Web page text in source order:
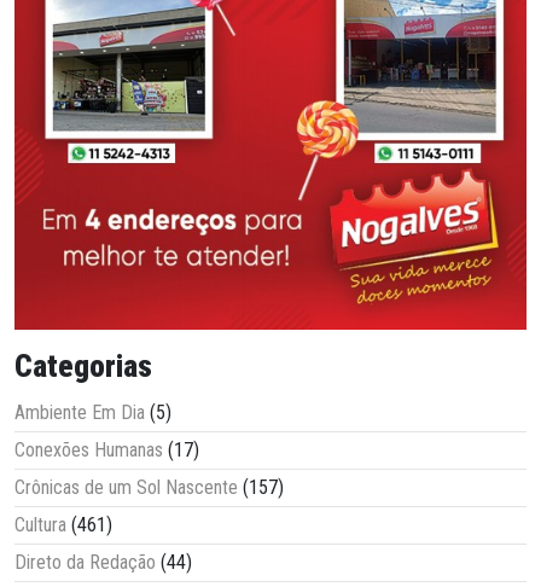
Categorias
Ambiente Em Dia (5)
Conexões Humanas (17)
Crônicas de um Sol Nascente (157)
Cultura (461)
Direto da Redação (44)